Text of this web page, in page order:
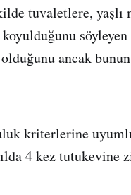
tuvaletlere, yaşlı
ancak bunun
kriterlerine
4 kez tutukevine